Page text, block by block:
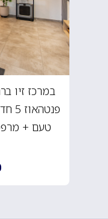
במרכז זיו
טעם +